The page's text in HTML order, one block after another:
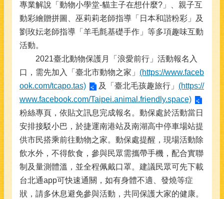
專業解說「動物小學堂-貓主子在想什麼?」、親子互
動彩繪贈拼圖、巫莉莉老師指導「日本和諧粉彩」及
劉玫妘老師指導「羊毛氈基礎手作」等多項趣味互動
活動。
2021臺北動物保護月「浪愛前行」活動報名入
口，需先加入「臺北市動物之家」 (https://www.faceb
ook.com/tcapo.tas)
及「臺北毛孩趣旅行」 (https://
www.facebook.com/Taipei.animal.friendly.space)
粉絲專頁，依貼文訊息完成報名。動保處於活動當日
安排接駁小巴，於捷運南港站及南湖高中停車場站提
供市民搭乘前往動物之家。動保處提醒，現場活動除
飲水外，不得飲食，參與民眾需攜帶手機，配合實聯
制及量測體溫，並全程佩戴口罩。建議民眾可先下載
台北通app可快速通關，如有身體不適、發燒等症
狀，請多休息避免參與活動，共同保護大家的健康。